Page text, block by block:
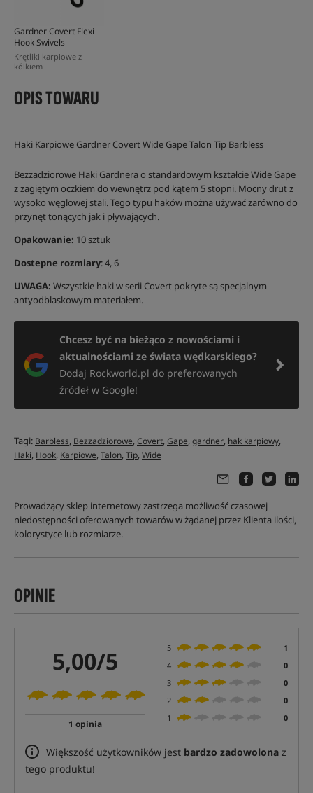
Gardner Covert Flexi
Hook Swivels
Krętliki karpiowe z
kólkiem
OPIS TOWARU
Haki Karpiowe Gardner Covert Wide Gape Talon Tip Barbless
Bezzadziorowe Haki Gardnera o standardowym kształcie Wide Gape
z zagiętym oczkiem do wewnętrz pod kątem 5 stopni. Mocny drut z
wysoko węglowej stali. Tego typu haków można używać zarówno do
przynęt tonących jak i pływających.
Opakowanie: 10 sztuk
Dostepne rozmiary: 4, 6
UWAGA: Wszystkie haki w serii Covert pokryte są specjalnym
antyodblaskowym materiałem.
Chcesz być na bieżąco z nowościami i
aktualnościami ze świata wędkarskiego?
Dodaj Rockworld.pl do preferowanych
źródeł w Google!
Tagi: Barbless, Bezzadziorowe,Covert,Gape,gardner, hak karpiowy,
Haki, Hook, Karpiowe,Talon,Tip,Wide
Prowadzący sklep internetowy zastrzega możliwość czasowej
niedostępności oferowanych towarów w żądanej przez Klienta ilości,
kolorystyce lub rozmiarze.
OPINIE
5,00/5
1 opinia
5
1
4
0
3
0
2
0
1
0
Większość użytkowników jest bardzo zadowolona z
tego produktu!